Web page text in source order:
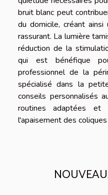
bruit blanc peut
du domicile, créant
rassurant. La lumière
réduction de la
qui est bénéfique
professionnel de la
spécialisé dans la
conseils personnalisés
routines adaptées et
l'apaisement des